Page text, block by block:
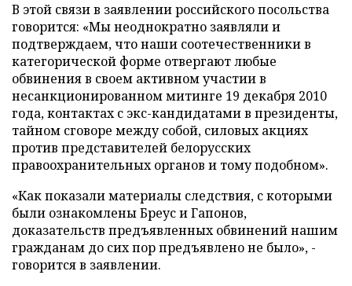
В этой связи в заявлении российского посольства
говорится: «Мы неоднократно заявляли и
подтверждаем, что наши соотечественники в
категорической форме отвергают любые
обвинения в своем активном участии в
несанкционированном митинге 19 декабря 2010
года, контактах с экс-кандидатами в президенты,
тайном сговоре между собой, силовых акциях
против представителей белорусских
правоохранительных органов и тому подобном».
«Как показали материалы следствия, с которыми
были ознакомлены Бреус и Гапонов,
доказательств предъявленных обвинений нашим
гражданам до сих пор предъявлено не было», -
говорится в заявлении.